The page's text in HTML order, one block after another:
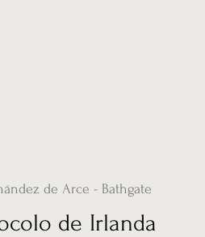
de Arce - Bathgate
de Irlanda